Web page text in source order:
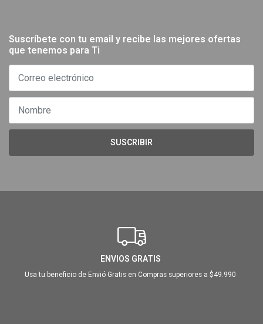
Suscríbete con tu email y recibe las mejores ofertas
que tenemos para Ti
SUSCRIBIR
ENVIOS GRATIS
Usa tu beneficio de Envió Gratis en Compras superiores a $49.990